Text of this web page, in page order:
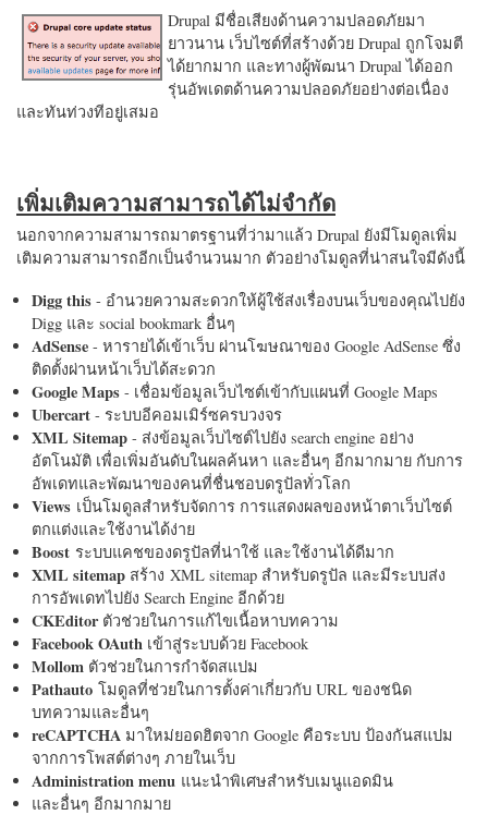
Drupal มีชื่อเสียงด้านความปลอดภัยมา
ยาวนาน เว็บไซต์ที่สร้างด้วย Drupal ถูกโจมตี
ได้ยากมาก และทางผู้พัฒนา Drupal ได้ออก
รุ่นอัพเดตด้านความปลอดภัยอย่างต่อเนื่อง
และทันท่วงทีอยู่เสมอ
เพิ่มเติมความสามารถได้ไม่จำกัด
นอกจากความสามารถมาตรฐานที่ว่ามาแล้ว Drupal ยังมีโมดูลเพิ่ม
เติมความสามารถอีกเป็นจำนวนมาก ตัวอย่างโมดูลที่น่าสนใจมีดังนี้
Digg this - อำนวยความสะดวกให้ผู้ใช้ส่งเรื่องบนเว็บของคุณไปยัง
Digg และ social bookmark อื่นๆ
AdSense - หารายได้เข้าเว็บ ผ่านโฆษณาของ Google AdSense ซึ่ง
ติดตั้งผ่านหน้าเว็บได้สะดวก
Google Maps - เชื่อมข้อมูลเว็บไซต์เข้ากับแผนที่ Google Maps
Ubercart - ระบบอีคอมเมิร์ซครบวงจร
XML Sitemap - ส่งข้อมูลเว็บไซต์ไปยัง search engine อย่าง
อัตโนมัติ เพื่อเพิ่มอันดับในผลค้นหา และอื่นๆ อีกมากมาย กับการ
อัพเดทและพัฒนาของคนที่ชื่นชอบดรูปัลทั่วโลก
Views เป็นโมดูลสำหรับจัดการ การแสดงผลของหน้าตาเว็บไซต์
ตกแต่งและใช้งานได้ง่าย
Boost ระบบแคชของดรูปัลที่น่าใช้ และใช้งานได้ดีมาก
XML sitemap สร้าง XML sitemap สำหรับดรูปัล และมีระบบส่ง
การอัพเดทไปยัง Search Engine อีกด้วย
CKEditorตัวช่วยในการแก้ไขเนื้อหาบทความ
Facebook OAuth เข้าสู่ระบบด้วย Facebook
Mollom ตัวช่วยในการกำจัดสแปม
Pathauto โมดูลที่ช่วยในการตั้งค่าเกี่ยวกับ URL ของชนิด
บทความและอื่นๆ
reCAPTCHA มาใหม่ยอดฮิตจาก Google คือระบบ ป้องกันสแปม
จากการโพสต์ต่างๆ ภายในเว็บ
Administration menu แนะนำพิเศษสำหรับเมนูแอดมิน
และอื่นๆ อีกมากมาย